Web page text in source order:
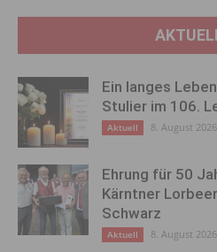
Ein langes
Stulier im 106.
Aktuell 8. August 2026
Ehrung für 50
Kärntner
Schwarz
Aktuell 8. August 2026